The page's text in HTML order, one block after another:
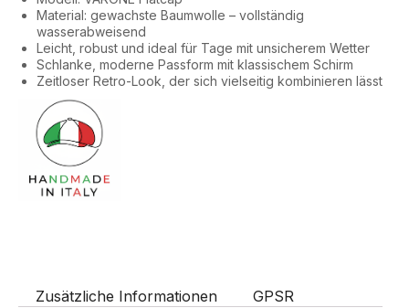
Material: gewachste Baumwolle – vollständig
wasserabweisend
Leicht, robust und ideal für Tage mit unsicherem Wetter
Schlanke, moderne Passform mit klassischem Schirm
Zeitloser Retro-Look, der sich vielseitig kombinieren lässt
Zusätzliche Informationen GPSR